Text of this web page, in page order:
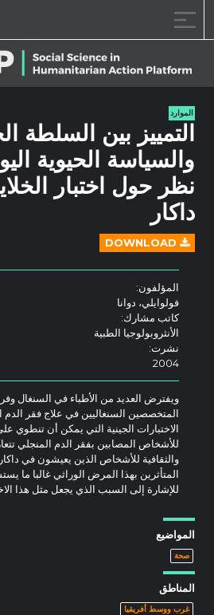
الموارد
التمييز بين السلطة
والسياسة الحيوية
نظر حول اختبار
داكار
DOWNLOAD
المؤلفون:
فولوايلي، دوانا
كاتب مشارك:
الأنثروبولوجيا الطبية
نشرت:
2004
ويفترض العديد من الأطباء في السنغال
المتخصصين السنغاليين في علاج فقر الدم
الاختبارات الجينية التي يمكن أن تنطوي
للأشخاص المصابين بفقر الدم المنجلي
والثقافية للأشخاص الذين يعيشون في
المتأثرين بهذا المرض الوراثي غالبا ما
للإشارة إلى السبب الذي يجعل مثل هذا
المواضيع
صحة
المناطق
غرب ووسط أفريقيا